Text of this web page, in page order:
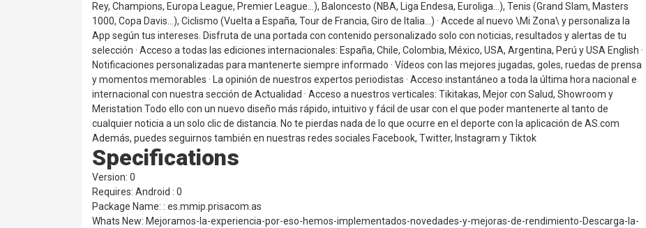
Rey, Champions, Europa League, Premier League…), Baloncesto (NBA, Liga Endesa, Euroliga…), Tenis (Grand Slam, Masters
1000, Copa Davis…), Ciclismo (Vuelta a España, Tour de Francia, Giro de Italia…) · Accede al nuevo \Mi Zona\ y personaliza la
App según tus intereses. Disfruta de una portada con contenido personalizado solo con noticias, resultados y alertas de tu
selección · Acceso a todas las ediciones internacionales: España, Chile, Colombia, México, USA, Argentina, Perú y USA English ·
Notificaciones personalizadas para mantenerte siempre informado · Vídeos con las mejores jugadas, goles, ruedas de prensa
y momentos memorables · La opinión de nuestros expertos periodistas · Acceso instantáneo a toda la última hora nacional e
internacional con nuestra sección de Actualidad · Acceso a nuestros verticales: Tikitakas, Mejor con Salud, Showroom y
Meristation Todo ello con un nuevo diseño más rápido, intuitivo y fácil de usar con el que poder mantenerte al tanto de
cualquier noticia a un solo clic de distancia. No te pierdas nada de lo que ocurre en el deporte con la aplicación de AS.com
Además, puedes seguirnos también en nuestras redes sociales Facebook, Twitter, Instagram y Tiktok
Specifications
Version: 0
Requires: Android : 0
Package Name: : es.mmip.prisacom.as
Whats New: Mejoramos-la-experiencia-por-eso-hemos-implementados-novedades-y-mejoras-de-rendimiento-Descarga-la-